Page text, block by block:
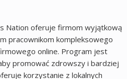
Nation oferuje firmom wyjątkową
pracownikom kompleksowego
online. Program jest
promować zdrowszy i bardziej
korzystanie z lokalnych